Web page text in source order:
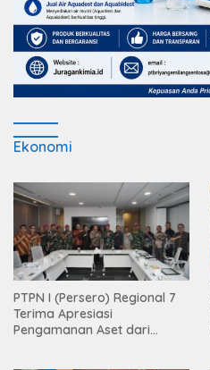
Ekonomi
PTPN I (Persero) Regional 7
Terima Apresiasi
Pengamanan Aset dari